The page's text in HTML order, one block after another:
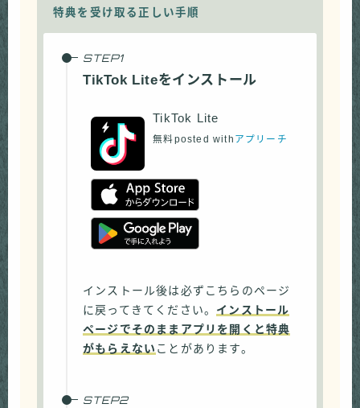
特典を受け取る正しい手順
TikTok Liteをインストール
TikTok Lite
無料posted with アプリーチ
インストール後は必ずこちらのページ
に戻ってきてください。 インストール
ページでそのままアプリを開くと特典
がもらえない ことがあります。